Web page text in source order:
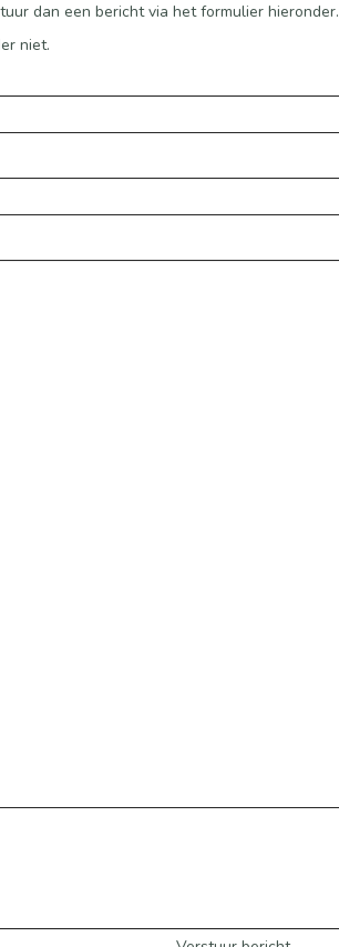
dan een bericht via het formulier hieronder.
niet.